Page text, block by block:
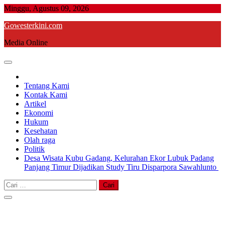
Skip
content
Minggu, Agustus 09, 2026
Gowesterkini.com
Media Online
Tentang Kami
Kontak Kami
Artikel
Ekonomi
Hukum
Kesehatan
Olah raga
Politik
Desa Wisata Kubu Gadang, Kelurahan Ekor Lubuk Padang
Panjang Timur Dijadikan Study Tiru Disparpora Sawahlunto
Cari
untuk: